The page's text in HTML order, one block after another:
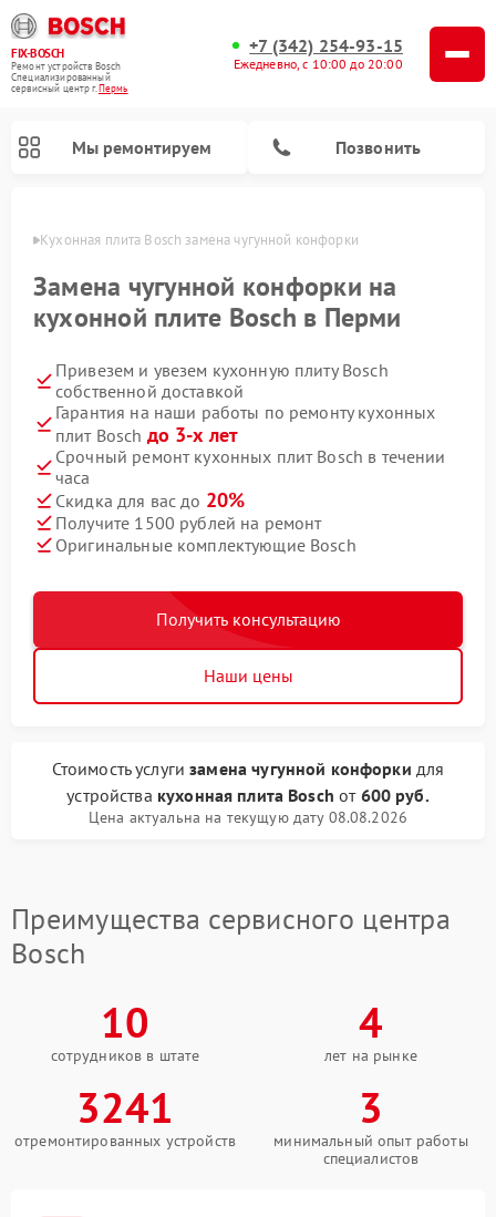
FIX-BOSCH
Ремонт устройств Bosch
Специализированный
cервисный центр г.Пермь
+7 (342) 254-93-15
Ежедневно, с 10:00 до 20:00
Мы ремонтируем Позвонить
Кухонная плита Bosch замена чугунной конфорки
Замена чугунной конфорки на
кухонной плите Bosch в Перми
Привезем и увезем кухонную плиту Bosch
собственной доставкой
Гарантия на наши работы по ремонту кухонных
плит Bosch до 3-х лет
Срочный ремонт кухонных плит Bosch в течении
часа
Скидка для вас до 20%
Получите 1500 рублей на ремонт
Оригинальные комплектующие Bosch
Получить консультацию
Наши цены
Стоимость услугизамена чугунной конфорки для
устройства кухонная плита Bosch от 600 руб.
Цена актуальна на текущую дату 08.08.2026
Преимущества сервисного центра
Bosch
10
сотрудников в штате
4
лет на рынке
3241
отремонтированных устройств
3
минимальный опыт работы
специалистов